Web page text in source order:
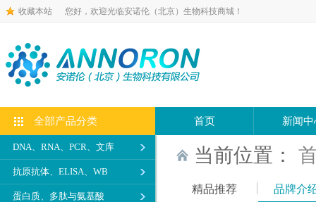
收藏本站 您好，欢迎光临安诺伦（北京）生物科技商城！
全部产品分类
DNA、RNA、PCR、文库
抗原抗体、ELISA、WB
蛋白质、多肽与氨基酸
首页 新闻中
当前位置：
精品推荐 品牌介